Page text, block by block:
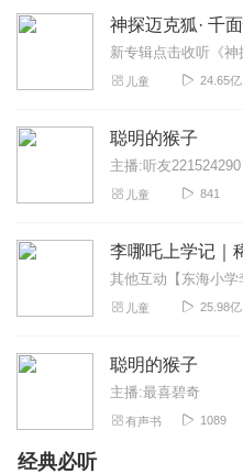
儿童 24.65亿
聪明的猴子
主播:听友221524290
儿童 841
儿童 25.98亿
聪明的猴子
主播:最喜碧奇
有声书 1089
经典必听